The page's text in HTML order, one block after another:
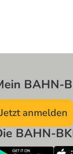
BAHN-
Jetzt anmelden
BAHN-